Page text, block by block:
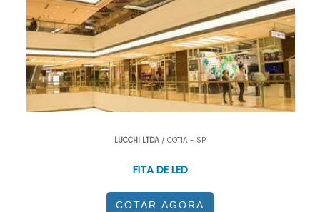
LUCCHI LTDA / COTIA - SP
FITA DE LED
COTAR AGORA